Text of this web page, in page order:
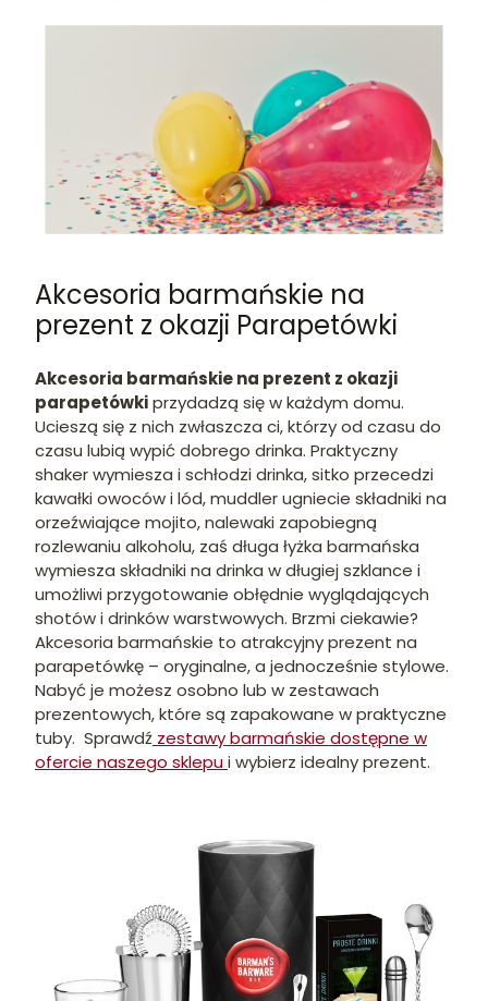
Akcesoria barmańskie na
prezent z okazji Parapetówki
Akcesoria barmańskie na prezent z okazji
parapetówkiprzydadzą się w każdym domu.
Ucieszą się z nich zwłaszcza ci, którzy od czasu do
czasu lubią wypić dobrego drinka. Praktyczny
shaker wymiesza i schłodzi drinka, sitko przecedzi
kawałki owoców i lód, muddler ugniecie składniki na
orzeźwiające mojito, nalewaki zapobiegną
rozlewaniu alkoholu, zaś długa łyżka barmańska
wymiesza składniki na drinka w długiej szklance i
umożliwi przygotowanie obłędnie wyglądających
shotów i drinków warstwowych. Brzmi ciekawie?
Akcesoria barmańskie to atrakcyjny prezent na
parapetówkę – oryginalne, a jednocześnie stylowe.
Nabyć je możesz osobno lub w zestawach
prezentowych, które są zapakowane w praktyczne
tuby. Sprawdź zestawy barmańskie dostępne w
ofercie naszego sklepui wybierz idealny prezent.